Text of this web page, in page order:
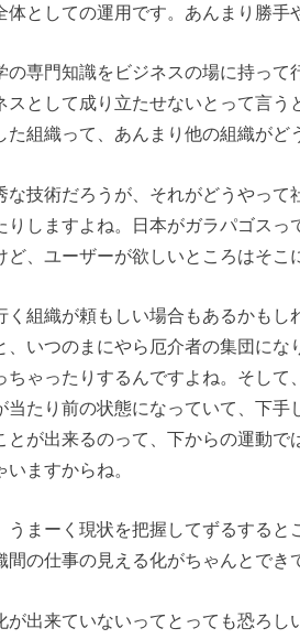
体としての運用です。あんまり勝手
の専門知識をビジネスの場に持って
スとして成り立たせないとって言
た組織って、あんまり他の組織がど
な技術だろうが、それがどうやっ
りしますよね。日本がガラパゴス
ど、ユーザーが欲しいところはそこ
く組織が頼もしい場合もあるかも
、いつのまにやら厄介者の集団に
ちゃったりするんですよね。そし
当たり前の状態になっていて、下手
とが出来るのって、下からの運動
いますからね。
うまーく現状を把握してずるすると
間の仕事の見える化がちゃんとでき
が出来ていないってとっても恐ろ